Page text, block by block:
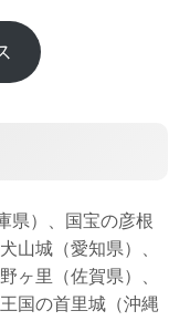
県）、国宝の彦根
山城（愛知県）、
ヶ里（佐賀県）、
国の首里城（沖縄